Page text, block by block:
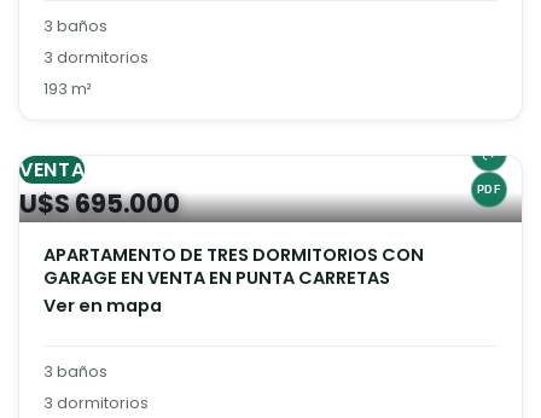
3 baños
3 dormitorios
193 m²
VENTA
U$S 695.000
APARTAMENTO DE TRES DORMITORIOS CON
GARAGE EN VENTA EN PUNTA CARRETAS
Ver en mapa
3 baños
3 dormitorios